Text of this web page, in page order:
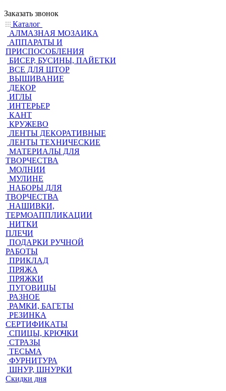
Заказать звонок
Каталог
АЛМАЗНАЯ МОЗАИКА
АППАРАТЫ И
ПРИСПОСОБЛЕНИЯ
БИСЕР, БУСИНЫ, ПАЙЕТКИ
ВСЕ ДЛЯ ШТОР
ВЫШИВАНИЕ
ДЕКОР
ИГЛЫ
ИНТЕРЬЕР
КАНТ
КРУЖЕВО
ЛЕНТЫ ДЕКОРАТИВНЫЕ
ЛЕНТЫ ТЕХНИЧЕСКИЕ
МАТЕРИАЛЫ ДЛЯ
ТВОРЧЕСТВА
МОЛНИИ
МУЛИНЕ
НАБОРЫ ДЛЯ
ТВОРЧЕСТВА
НАШИВКИ,
ТЕРМОАППЛИКАЦИИ
НИТКИ
ПЛЕЧИ
ПОДАРКИ РУЧНОЙ
РАБОТЫ
ПРИКЛАД
ПРЯЖА
ПРЯЖКИ
ПУГОВИЦЫ
РАЗНОЕ
РАМКИ, БАГЕТЫ
РЕЗИНКА
СЕРТИФИКАТЫ
СПИЦЫ, КРЮЧКИ
СТРАЗЫ
ТЕСЬМА
ФУРНИТУРА
ШНУР, ШНУРКИ
Скидки дня